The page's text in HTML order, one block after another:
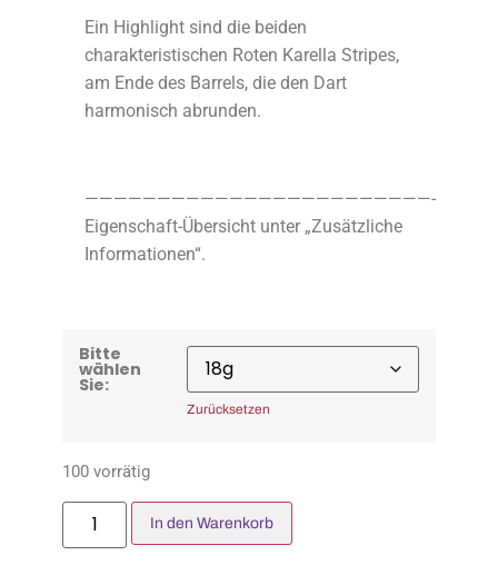
Ein Highlight sind die beiden
charakteristischen Roten Karella Stripes,
am Ende des Barrels, die den Dart
harmonisch abrunden.
————————————————————————-
Eigenschaft-Übersicht unter „Zusätzliche
Informationen“.
Bitte
wählen
Sie:
Zurücksetzen
100 vorrätig
In den Warenkorb